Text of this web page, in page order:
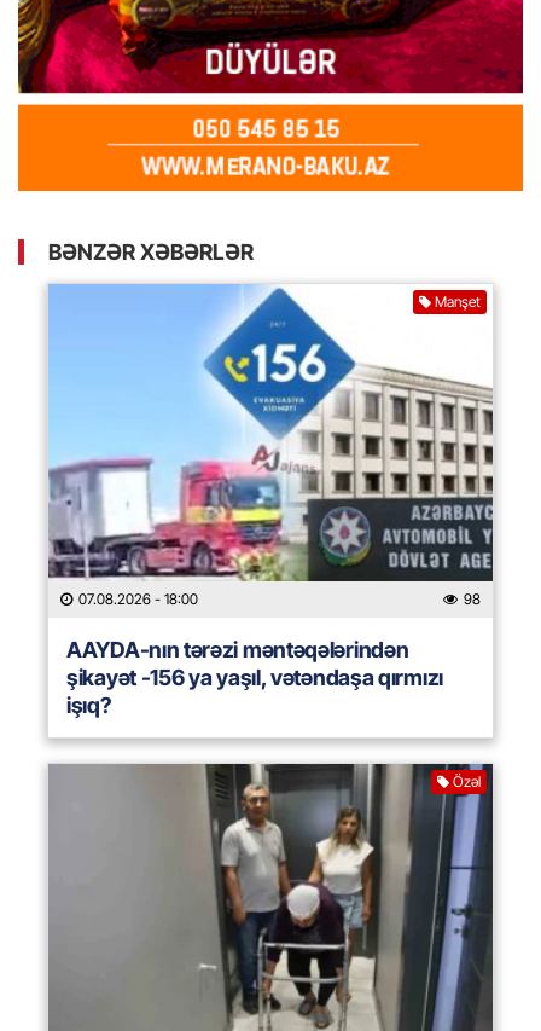
BƏNZƏR XƏBƏRLƏR
Manşet
07.08.2026 - 18:00 98
AAYDA-nın tərəzi məntəqələrindən
şikayət -156 ya yaşıl, vətəndaşa qırmızı
işıq?
Özəl